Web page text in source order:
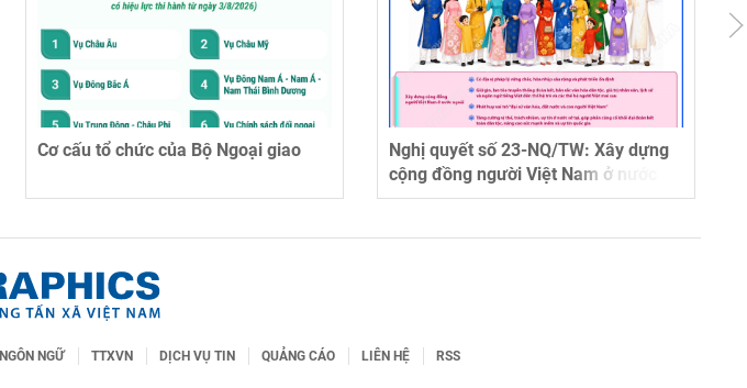
Cơ cấu tổ chức của Bộ Ngoại giao
Nghị quyết số 23-NQ/TW: Xây dựng
cộng đồng người Việt Nam ở nước
ngoài, nâng cao sức mạnh mềm và
NGÔN NGỮ TTXVN DỊCH VỤ TIN QUẢNG CÁO LIÊN HỆ RSS